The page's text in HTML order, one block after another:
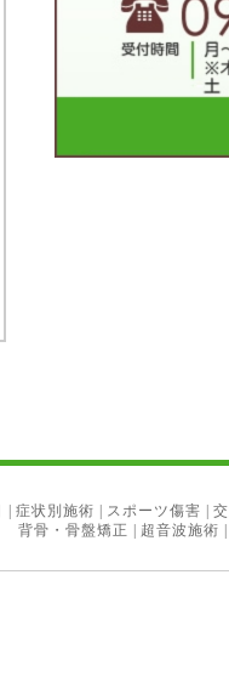
症状別施術 スポーツ傷害
背骨・骨盤矯正
超音波施術